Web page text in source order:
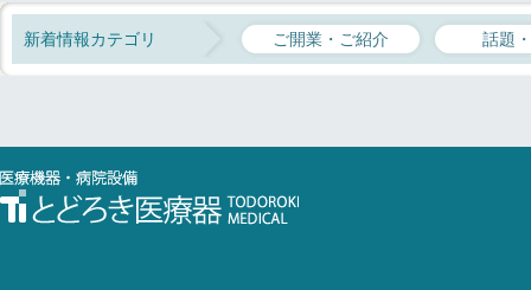
新着情報カテゴリ ご開業・ご紹介 話題